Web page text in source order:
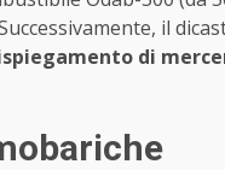
il
di